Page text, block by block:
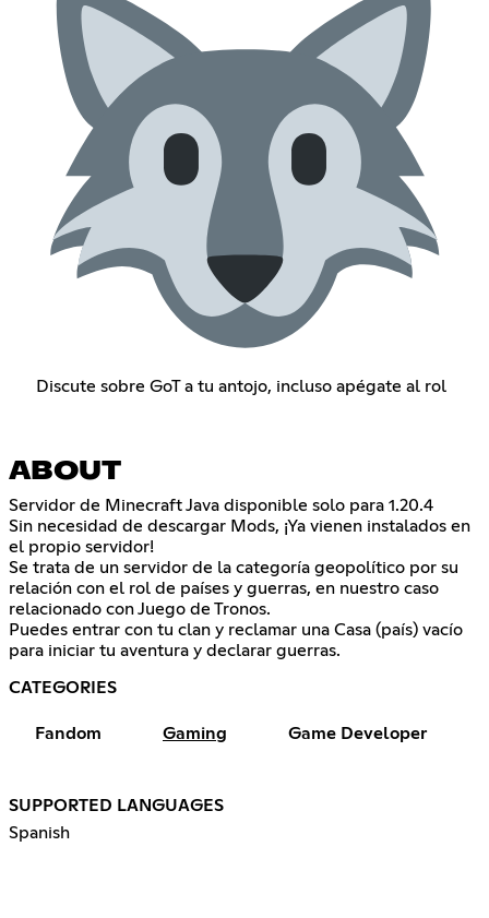
Discute sobre GoT a tu antojo, incluso apégate al rol
ABOUT
Servidor de Minecraft Java disponible solo para 1.20.4
Sin necesidad de descargar Mods, ¡Ya vienen instalados en
el propio servidor!
Se trata de un servidor de la categoría geopolítico por su
relación con el rol de países y guerras, en nuestro caso
relacionado con Juego de Tronos.
Puedes entrar con tu clan y reclamar una Casa (país) vacío
para iniciar tu aventura y declarar guerras.
CATEGORIES
Fandom Gaming Game Developer
SUPPORTED LANGUAGES
Spanish